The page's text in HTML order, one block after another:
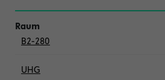
B2-280
UHG